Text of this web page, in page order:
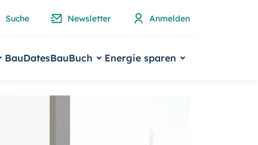
Suche Newsletter Anmelden
BauDatesBauBuch Energie sparen